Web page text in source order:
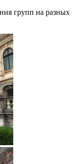
групп на разных